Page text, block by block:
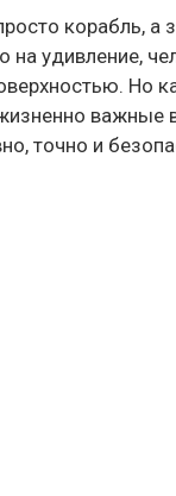
корабль, а
удивление,
Но
важные
точно и